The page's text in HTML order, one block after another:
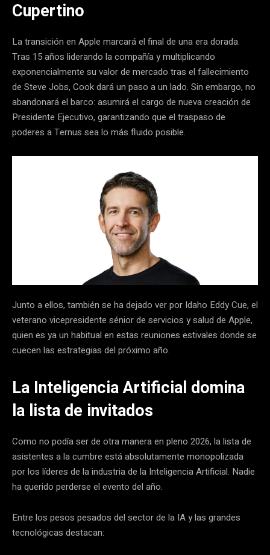
Cupertino
La transición en Apple marcará el final de una era dorada.
Tras 15 años liderando la compañía y multiplicando
exponencialmente su valor de mercado tras el fallecimiento
de Steve Jobs, Cook dará un paso a un lado. Sin embargo, no
abandonará el barco: asumirá el cargo de nueva creación de
Presidente Ejecutivo, garantizando que el traspaso de
poderes a Ternus sea lo más fluido posible.
Junto a ellos, también se ha dejado ver por Idaho Eddy Cue, el
veterano vicepresidente sénior de servicios y salud de Apple,
quien es ya un habitual en estas reuniones estivales donde se
cuecen las estrategias del próximo año.
La Inteligencia Artificial domina
la lista de invitados
Como no podía ser de otra manera en pleno 2026, la lista de
asistentes a la cumbre está absolutamente monopolizada
por los líderes de la industria de la Inteligencia Artificial. Nadie
ha querido perderse el evento del año.
Entre los pesos pesados del sector de la IA y las grandes
tecnológicas destacan: